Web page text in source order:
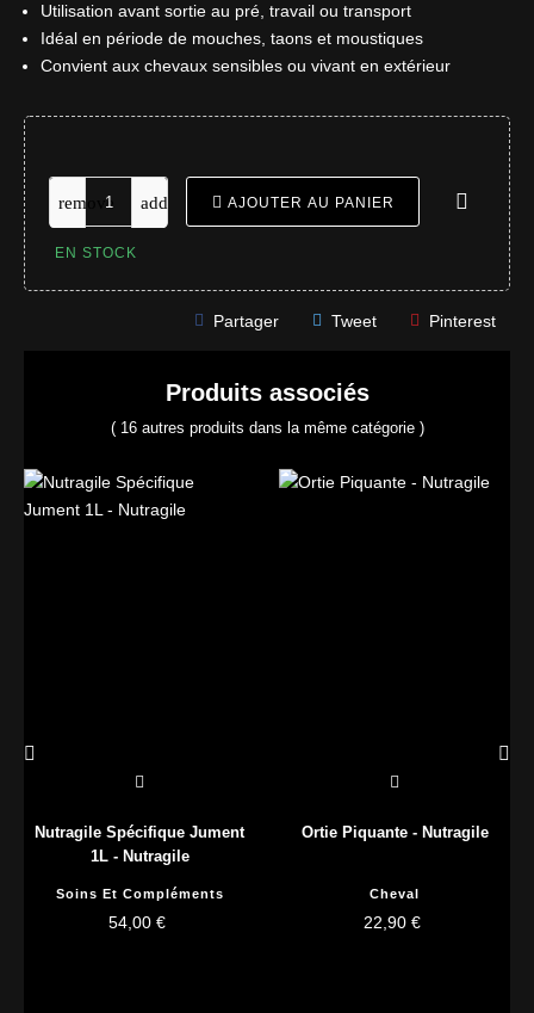
Utilisation avant sortie au pré, travail ou transport
Idéal en période de mouches, taons et moustiques
Convient aux chevaux sensibles ou vivant en extérieur
AJOUTER AU PANIER
EN STOCK
Partager Tweet Pinterest
Produits associés
( 16 autres produits dans la même catégorie )
Nutragile Spécifique Jument
1L - Nutragile
Soins Et Compléments
54,00 €
Ortie Piquante - Nutragile
Cheval
22,90 €